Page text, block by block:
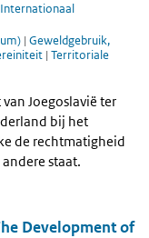
Internationaal
| Geweldgebruik,
| Territoriale
Joegoslavië ter
bij het
de rechtmatigheid
staat.
Development of